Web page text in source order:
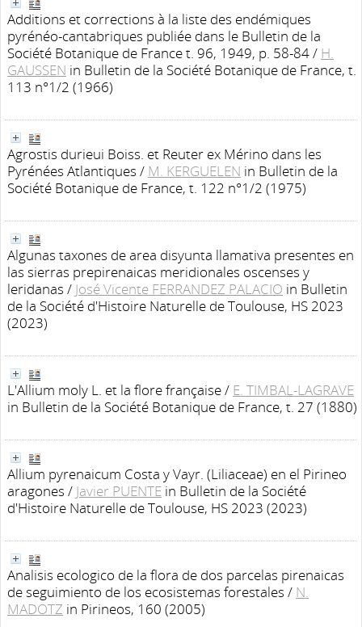
Additions et corrections à la liste des endémiques
pyrénéo-cantabriques publiée dans le Bulletin de la
Société Botanique de France t. 96, 1949, p. 58-84/ H.
GAUSSEN in Bulletin de la Société Botanique de France, t.
113 n°1/2 (1966)
Agrostis durieui Boiss. et Reuter ex Mérino dans les
Pyrénées Atlantiques / M. KERGUELEN in Bulletin de la
Société Botanique de France, t. 122 n°1/2 (1975)
Algunas taxones de area disyunta llamativa presentes en
las sierras prepirenaicas meridionales oscenses y
leridanas / José Vicente FERRANDEZ PALACIO in Bulletin
de la Société d'Histoire Naturelle de Toulouse, HS 2023
(2023)
L'Allium moly L. et la flore française/ E. TIMBAL-LAGRAVE
in Bulletin de la Société Botanique de France, t. 27 (1880)
Allium pyrenaicum Costa y Vayr. (Liliaceae) en el Pirineo
aragones / Javier PUENTE in Bulletin de la Société
d'Histoire Naturelle de Toulouse, HS 2023 (2023)
Analisis ecologico de la flora de dos parcelas pirenaicas
de seguimiento de los ecosistemas forestales / N.
MADOTZ in Pirineos, 160 (2005)